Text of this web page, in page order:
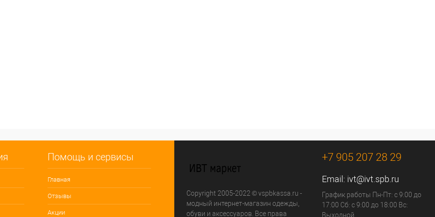
Помощь и сервисы
Главная
Отзывы
Акции
Copyright 2005-2022 © vspbkassa.ru -
модный интернет-магазин одежды,
обуви и аксессуаров. Все права
+7 905 207 28 29
Email: ivt@ivt.spb.ru
График работы Пн-Пт: с 9:00 до
17:00 Сб: с 9:00 до 18:00 Вс:
Выходной